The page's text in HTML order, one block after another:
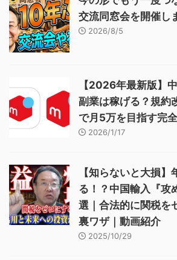
交流同窓会を開催し
2026/8/5
【2026年最新版】
副業は稼げる？規約
で月5万を目指す完
2026/1/17
【知らないと大損
る！？中国輸入『攻
選｜合法的に関税を
裏ワザ｜動画紹介
2025/10/29